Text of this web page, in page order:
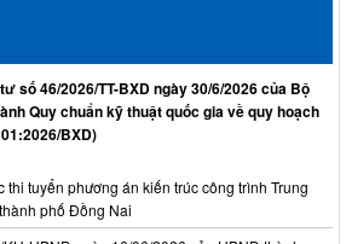
số 46/2026/TT-BXD ngày 30/6/2026 của Bộ
Quy chuẩn kỹ thuật quốc gia về quy hoạch
BXD)
thi tuyển phương án kiến trúc công trình Trung
phố Đồng Nai